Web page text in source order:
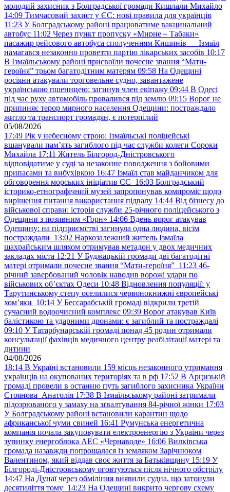
молодий захисник з Болградської громади Кишлали Михайло
14:09 Тимчасовий захист у ЄС: нові правила для українців
11:23 У Болградському районі працюватиме вакцинальний
автобус 11:02 Через пункт пропуску «Мирне – Табаки»
пасажир рейсового автобуса сполученням Кишинів — Ізмаїл
намагався незаконно провезти партію лікарських засобів 10:17
В Ізмаїльському районі присвоїли почесне звання “Мати-
героїня” трьом багатодітним матерям 09:58 На Одещині
росіяни атакували торговельне судно, завантажене
українською пшеницею: загинув член екіпажу 09:44 В Одесі
під час руху автомобіль провалився під землю 09:15 Ворог не
припиняє терор мирного населення Одещини: постраждало
житло та транспорт громадян, є потерпілий
05/08/2026
17:49 Рік у небесному строю: Ізмаїльські поліцейські
вшанували пам’ять загиблого під час служби колеги Сороки
Михайла 17:11 Житель Білгород-Дністровського
відповідатиме у суді за незаконне поводження з бойовими
припасами та вибухівкою 16:47 Ізмаїл став майданчиком для
обговорення морських ініціатив ЄС 16:03 Болградський
історико-етнографічний музей запропонував компроміс щодо
вирішення питання використання підвалу 14:44 Від бізнесу до
військової справи: історія служби 25-річного поліцейського з
Одещини з позивним «Горн» 14:06 Вдень ворог атакував
Одещину: на підприємстві загинула одна людина, вісім
постраждали 13:02 Наркозалежний житель Ізмаїла
шахрайським шляхом отримував метадон у двох медичних
закладах міста 12:21 У Буджацькій громади дві багатодітні
матері отримали почесне звання “Мати-героїня” 11:23 46-
річний завербований чоловік наводив ворожі удари по
військових обʼєктах Одеси 10:48 Відновлення популяції: у
Тарутинському степу оселилися червонокнижні європейські
хом’яки 10:14 У Бессарабській громаді відкрили третій
сучасний водоочисний комплекс 09:39 Ворог атакував Київ
балістикою та ударними дронами: є загиблий та постраждалі
09:10 У Татарбунарській громаді понад 45 родин отримали
консультації фахівців медичного центру реабілітації матері та
дитини
04/08/2026
18:14 В Україні встановили 159 місць незаконного утримання
українців на окупованих територіях та в рф 17:52 В Арцизькій
громаді провели в останню путь загиблого захисника України
Стоянова Анатолія 17:38 В Ізмаїльському районі затримали
підозрюваного у замаху на зґвалтування 84-річної жінки 17:03
У Болградському районі встановили карантин щодо
африканської чуми свиней 16:41 Румунська енергетична
компанія почала закуповувати електроенергію з України через
зупинку енергоблока АЕС «Чернаводе» 16:06 Вилківська
громада назавжди попрощалася із земляком Зарічнюком
Валентином, який віддав своє життя за Батьківщину 15:19 У
Білгороді-Дністровському оговтуються після нічного обстрілу
14:47 На Дунаї через обміління виявили судна, що затонули
десятиліття тому 14:23 На Одещині викрито чергову схему